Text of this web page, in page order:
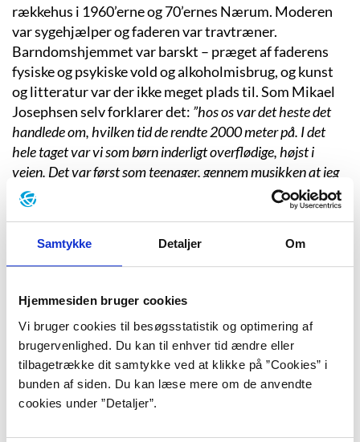
Samtykke Detaljer Om
Hjemmesiden bruger cookies
Vi bruger cookies til besøgsstatistik og optimering af
brugervenlighed. Du kan til enhver tid ændre eller
tilbagetrække dit samtykke ved at klikke på ”Cookies” i
bunden af siden. Du kan læse mere om de anvendte
cookies under ”Detaljer”.
rækkehus i 1960’erne og 70’ernes Nærum. Moderen
var sygehjælper og faderen var travtræner.
Barndomshjemmet var barskt – præget af faderens
fysiske og psykiske vold og alkoholmisbrug, og kunst
og litteratur var der ikke meget plads til. Som Mikael
Josephsen selv forklarer det: ”hos os var det heste det
handlede om, hvilken tid de rendte 2000 meter på. I det
hele taget var vi som børn inderligt overflødige, højst i
vejen. Det var først som teenager, gennem musikken at jeg
begyndte at stifte rigtigt bekendtskab med sproget. (…)
Egentlig tror jeg, at jeg har lært at forsvare mig med ord
imod, men inden i mig selv har jeg gået rundt og fået samlet
en hær af ord, til den dag…”(Lonni Krause: Mikael
Josephsen. Ordtilallesider.dk, 2010).
Med inspiration fra 1970’ernes markante
venstreorienterede kunstnere som C.V. Jørgensen og
Røde mor og drevet af denne trang til at skabe et
ordværn mod faderen og fortiden begyndte
teenageren Mikael Josephsen at søge mod
litteraturen som trøst og udtryksform.